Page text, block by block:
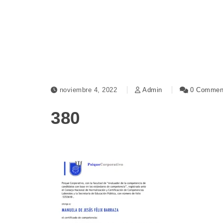
noviembre 4, 2022 Admin 0
380